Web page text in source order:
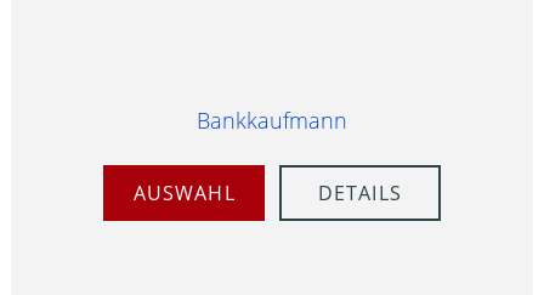
Bankkaufmann
AUSWAHL DETAILS